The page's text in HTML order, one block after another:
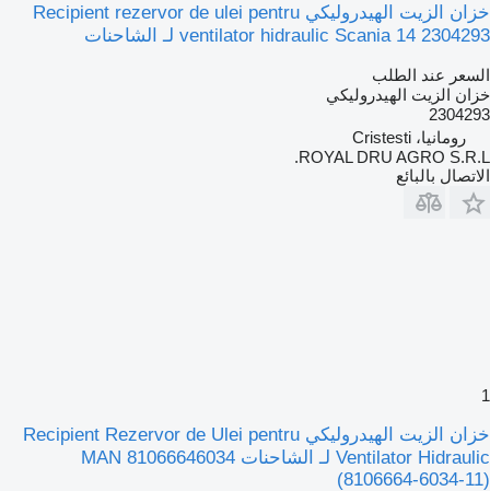
خزان الزيت الهيدروليكي Recipient rezervor de ulei pentru
ventilator hidraulic Scania 14 2304293 لـ الشاحنات
السعر عند الطلب
خزان الزيت الهيدروليكي
2304293
رومانيا، Cristesti
ROYAL DRU AGRO S.R.L.
الاتصال بالبائع
1
خزان الزيت الهيدروليكي Recipient Rezervor de Ulei pentru
Ventilator Hidraulic لـ الشاحنات MAN 81066646034
(8106664-6034-11)